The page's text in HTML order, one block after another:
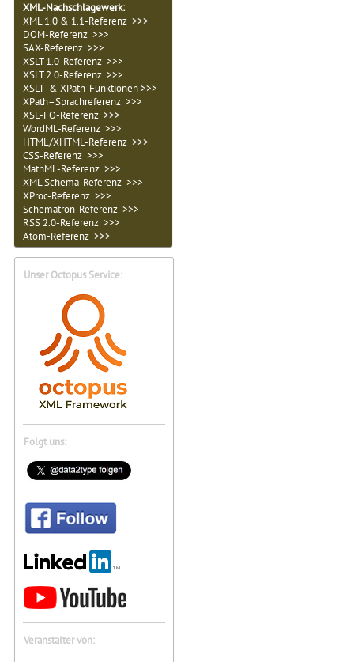
XML-Nachschlagewerk:
XML 1.0 & 1.1-Referenz >>>
DOM-Referenz >>>
SAX-Referenz >>>
XSLT 1.0-Referenz >>>
XSLT 2.0-Referenz >>>
XSLT- & XPath-Funktionen >>>
XPath–Sprachreferenz >>>
XSL-FO-Referenz >>>
WordML-Referenz >>>
HTML/XHTML-Referenz >>>
CSS-Referenz >>>
MathML-Referenz >>>
XML Schema-Referenz >>>
XProc-Referenz >>>
Schematron-Referenz >>>
RSS 2.0-Referenz >>>
Atom-Referenz >>>
Unser Octopus Service:
Folgt uns:
Veranstalter von: